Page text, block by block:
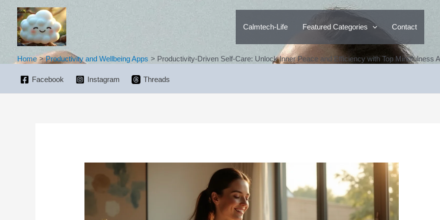
content
Calmtech-Life Featured Categories Contact
Home Productivity and Wellbeing Apps Productivity-Driven Self-Care: Unlock Inner Peace and Efficiency with Top Mindfulness
Facebook Instagram Threads